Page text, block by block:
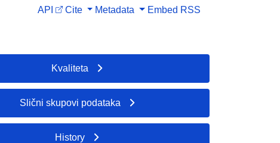
API Cite Metadata Embed RSS
Kvaliteta
Slični skupovi podataka
History